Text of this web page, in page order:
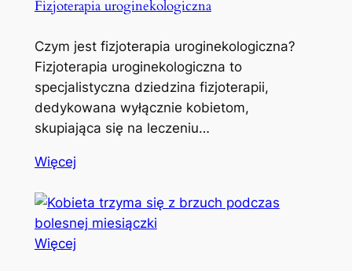
Fizjoterapia uroginekologiczna
Czym jest fizjoterapia uroginekologiczna?
Fizjoterapia uroginekologiczna to
specjalistyczna dziedzina fizjoterapii,
dedykowana wyłącznie kobietom,
skupiająca się na leczeniu…
Więcej
Więcej